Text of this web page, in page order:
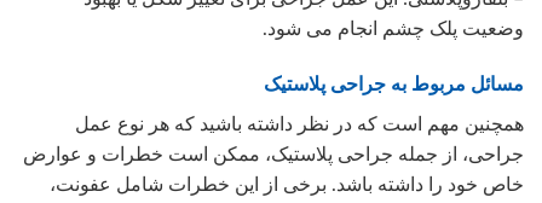
وضعیت پلک چشم انجام می شود.
مسائل مربوط به جراحی پلاستیک
همچنین مهم است که در نظر داشته باشید که هر نوع عمل
جراحی، از جمله جراحی پلاستیک، ممکن است خطرات و عوارض
خاص خود را داشته باشد. برخی از این خطرات شامل عفونت،